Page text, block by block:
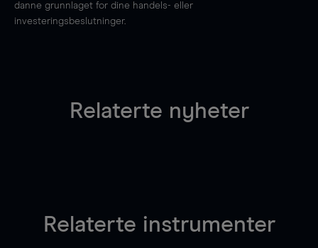
danne grunnlaget for dine handels- eller
investeringsbeslutninger.
Relaterte nyheter
Relaterte instrumenter